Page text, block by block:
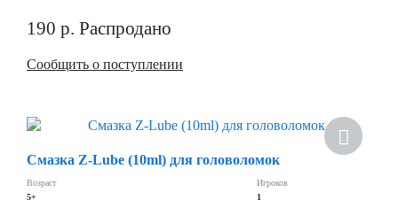
190 р. Распродано
Сообщить о поступлении
Смазка Z-Lube (10ml) для головоломок
Возраст
5+
Игроков
1